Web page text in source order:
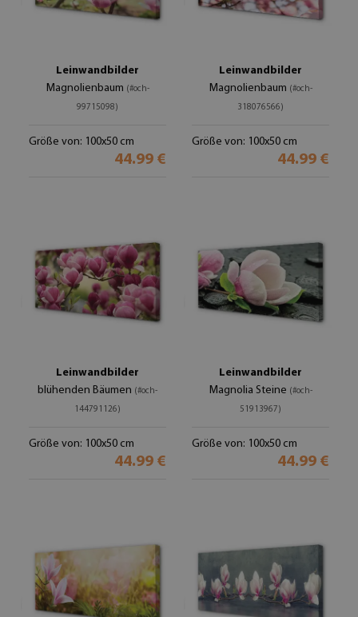
Leinwandbilder
Magnolienbaum (#och-
99715098)
Größe von: 100x50 cm
44.99 €
Leinwandbilder
Magnolienbaum (#och-
318076566)
Größe von: 100x50 cm
44.99 €
Leinwandbilder
blühenden Bäumen (#och-
144791126)
Größe von: 100x50 cm
44.99 €
Leinwandbilder
Magnolia Steine (#och-
51913967)
Größe von: 100x50 cm
44.99 €